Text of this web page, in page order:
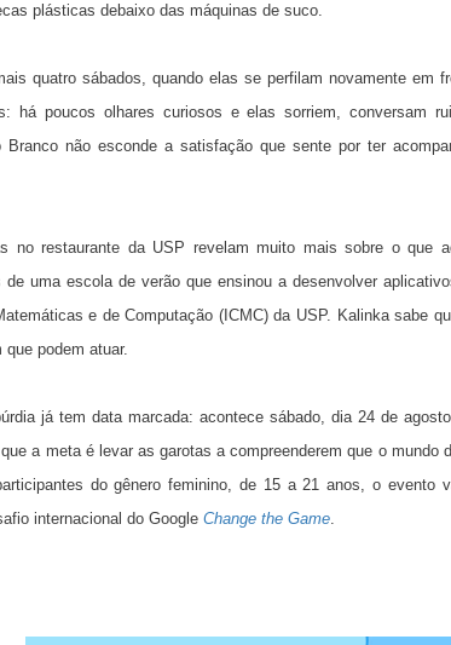
plásticas debaixo das máquinas de suco.
quatro sábados, quando elas se perfilam novamente
há poucos olhares curiosos e elas sorriem, conversam
Branco não esconde a satisfação que sente por ter
no restaurante da USP revelam muito mais sobre o que
de uma escola de verão que ensinou a desenvolver
e de Computação (ICMC) da USP. Kalinka sabe
podem atuar.
já tem data marcada: acontece sábado, dia 24 de
a meta é levar as garotas a compreenderem que o mundo
do gênero feminino, de 15 a 21 anos, o evento
internacional do Google Change the Game.